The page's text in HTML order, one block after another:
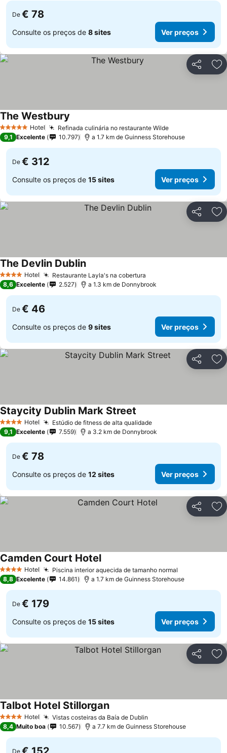
De € 78
Consulte os preços de 8 sites Ver preços
Partilhar
5 Estrelas Hotel Refinada culinária no restaurante WildeVer preços
The Westbury
9,1 Excelente 10.797 a 1.7 km de Guinness Storehouse
De € 312
Consulte os preços de 15 sites Ver preços
Partilhar
4 EstrelasHotel Restaurante Layla's na cobertura
The Devlin DublinVer preços
8,6 Excelente 2.527 a 1.3 km de Donnybrook
De € 46
Consulte os preços de 9 sites Ver preços
Partilhar
4 EstrelasHotel Estúdio de fitness de alta qualidadeVer preços
Staycity Dublin Mark Street
9,1 Excelente 7.559 a 3.2 km de Donnybrook
De € 78
Consulte os preços de 12 sites Ver preços
Partilhar
4 EstrelasHotel Piscina interior aquecida de tamanho normal
Camden Court HotelVer preços
8,8 Excelente 14.861 a 1.7 km de Guinness Storehouse
De € 179
Consulte os preços de 15 sites Ver preços
Partilhar
4 EstrelasHotel Vistas costeiras da Baía de Dublin
Talbot Hotel StillorganVer preços
8,4 Muito boa 10.567 a 7.7 km de Guinness Storehouse
De